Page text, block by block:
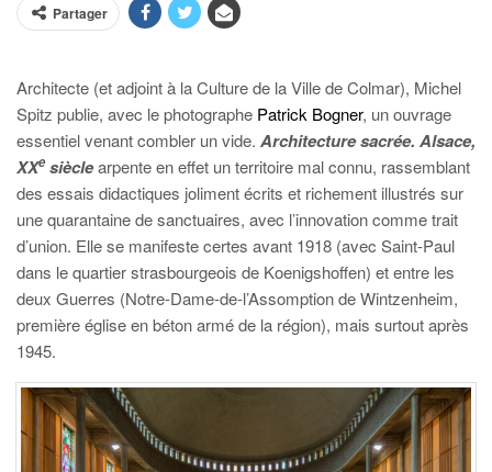
Partager
Architecte (et adjoint à la Culture de la Ville de Colmar), Michel
Spitz publie, avec le photographe Patrick Bogner, un ouvrage
essentiel venant combler un vide. Architecture sacrée. Alsace,
XXesièclearpente en effet un territoire mal connu, rassemblant
des essais didactiques joliment écrits et richement illustrés sur
une quarantaine de sanctuaires, avec l’innovation comme trait
d’union. Elle se manifeste certes avant 1918 (avec Saint-Paul
dans le quartier strasbourgeois de Koenigshoffen) et entre les
deux Guerres (Notre-Dame-de-l’Assomption de Wintzenheim,
première église en béton armé de la région), mais surtout après
1945.